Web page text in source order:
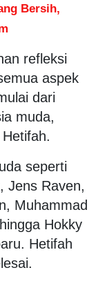
Bersih,
refleksi
aspek
dari
muda,
seperti
Jens Raven,
Muhammad
Hokky
Hetifah